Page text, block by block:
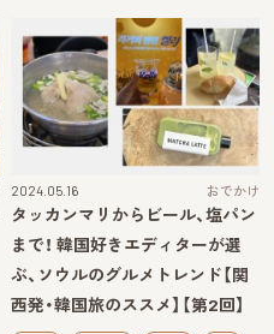
2024.05.16 おでかけ
タッカンマリからビール、塩パン
まで！ 韓国好きエディターが選
ぶ、ソウルのグルメトレンド【関
西発・韓国旅のススメ】【第2回】